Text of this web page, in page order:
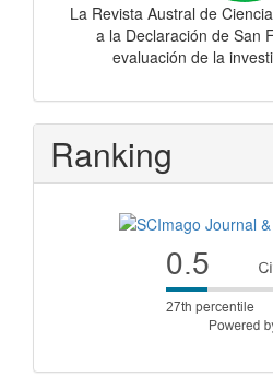
La Revista Austral de
a la Declaración de San
evaluación de la
Ranking